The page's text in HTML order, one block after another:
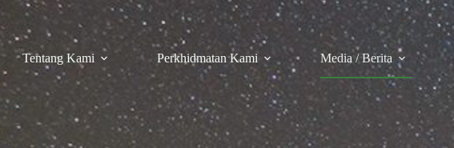
Tentang Kami Perkhidmatan Kami Media / Berita